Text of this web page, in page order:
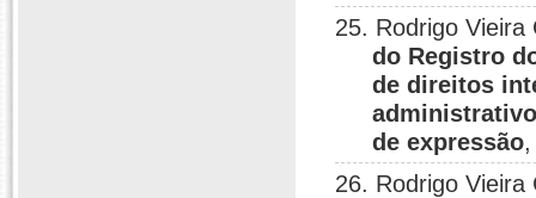
25. Rodrigo
do Registro
de direitos
de expressão
26. Rodrigo